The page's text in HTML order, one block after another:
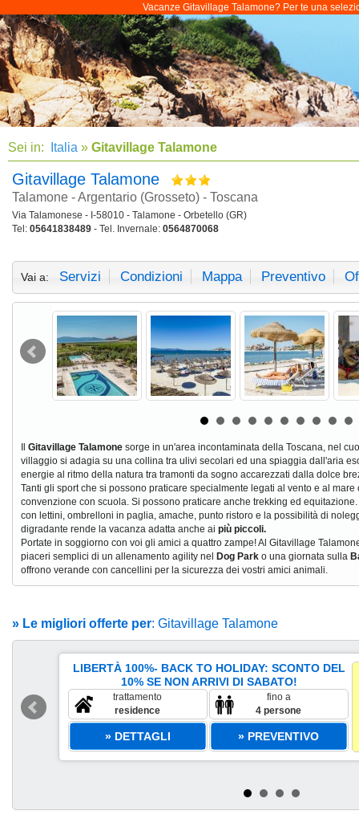
Vacanze Gitavillage Talamone? Per te una
Sei in: Italia » Gitavillage Talamone
Gitavillage Talamone
Talamone - Argentario (Grosseto) - Toscana
Via Talamonese - I-58010 - Talamone - Orbetello (GR)
Tel: 05641838489 - Tel. Invernale: 0564870068
Vai a: Servizi Condizioni Mappa Preventivo
Gitavillage Talamone sorge in un'area incontaminata della Toscana, nel
villaggio si adagia su una collina tra ulivi secolari ed una spiaggia dall'aria
energie al ritmo della natura tra tramonti da sogno accarezzati dalla dolce
Tanti gli sport che si possono praticare specialmente legati al vento e al
convenzione con scuola. Si possono praticare anche trekking ed
con lettini, ombrelloni in paglia, amache, punto ristoro e la possibilità di
digradante rende la vacanza adatta anche ai più piccoli.
Portate in soggiorno con voi gli amici a quattro zampe! Al Gitavillage
piaceri semplici di un allenamento agility nel
Dog Park o una giornata sulla
offrono verande con cancellini per la sicurezza dei vostri amici animali.
» Le migliori offerte per: Gitavillage Talamone
LIBERTÀ 100%- BACK TO HOLIDAY: SCONTO DEL
10% SE NON ARRIVI DI SABATO!
trattamento
residence
fino a
4 persone
» DETTAGLI » PREVENTIVO